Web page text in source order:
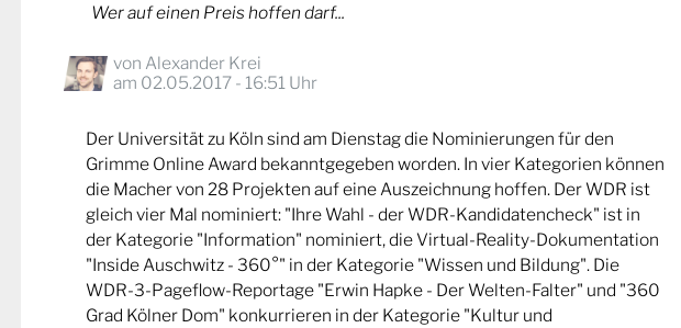
Wer auf einen Preis hoffen darf...
von Alexander Krei
am 02.05.2017 - 16:51 Uhr
Der Universität zu Köln sind am Dienstag die Nominierungen für den
Grimme Online Award bekanntgegeben worden. In vier Kategorien können
die Macher von 28 Projekten auf eine Auszeichnung hoffen. Der WDR ist
gleich vier Mal nominiert: "Ihre Wahl - der WDR-Kandidatencheck" ist in
der Kategorie "Information" nominiert, die Virtual-Reality-Dokumentation
"Inside Auschwitz - 360°" in der Kategorie "Wissen und Bildung". Die
WDR-3-Pageflow-Reportage "Erwin Hapke - Der Welten-Falter" und "360
Grad Kölner Dom" konkurrieren in der Kategorie "Kultur und